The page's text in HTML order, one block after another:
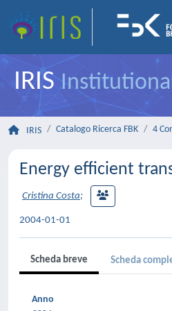
IRIS
IRIS Catalogo Ricerca FBK 4
Energy efficient
Cristina Costa;
2004-01-01
Scheda breve Scheda
Anno